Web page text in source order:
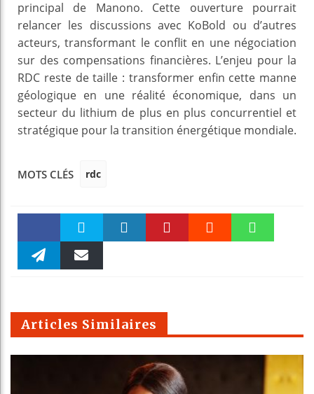
principal de Manono. Cette ouverture pourrait
relancer les discussions avec KoBold ou d’autres
acteurs, transformant le conflit en une négociation
sur des compensations financières. L’enjeu pour la
RDC reste de taille : transformer enfin cette manne
géologique en une réalité économique, dans un
secteur du lithium de plus en plus concurrentiel et
stratégique pour la transition énergétique mondiale.
MOTS CLÉS rdc
Faceboo Twitter
m
Articles Similaires